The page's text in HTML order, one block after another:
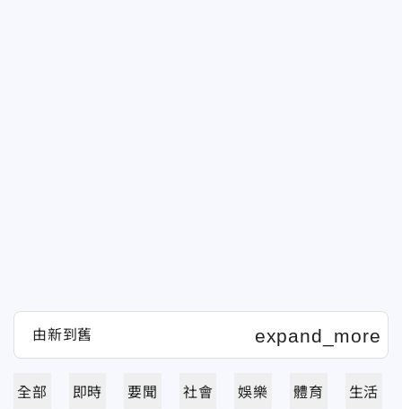
全部 即時 要聞 社會 娛樂 體育 生活